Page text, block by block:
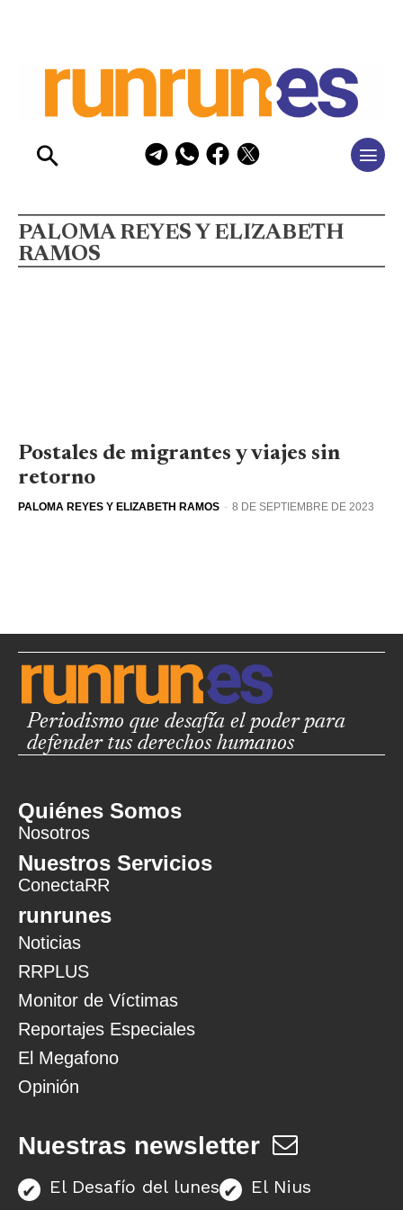
PALOMA REYES Y ELIZABETH
RAMOS
Postales de migrantes y viajes sin
retorno
PALOMA REYES Y ELIZABETH RAMOS - 8 DE SEPTIEMBRE DE 2023
Periodismo que desafía el poder para
defender tus derechos humanos
Quiénes Somos
Nosotros
Nuestros Servicios
ConectaRR
runrunes
Noticias
RRPLUS
Monitor de Víctimas
Reportajes Especiales
El Megafono
Opinión
Nuestras newsletter
El Desafío del lunes El Nius